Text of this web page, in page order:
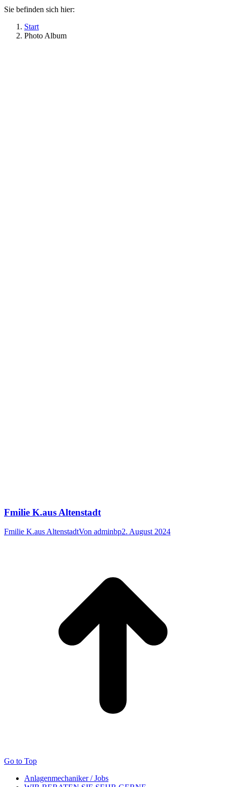
Sie befinden sich hier:
Start
Photo Album
Fmilie K.aus Altenstadt
Fmilie K.aus AltenstadtVon adminbp2. August 2024
Go to Top
Anlagenmechaniker / Jobs